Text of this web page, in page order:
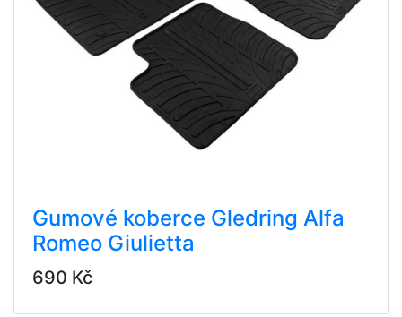
Gumové koberce Gledring Alfa
Romeo Giulietta
690 Kč